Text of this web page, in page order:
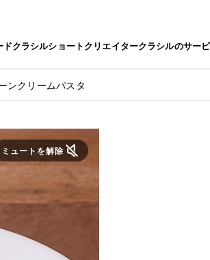
ドクラシルショートクリエイタークラシルのサー
ンクリームパスタ
ミュートを解除